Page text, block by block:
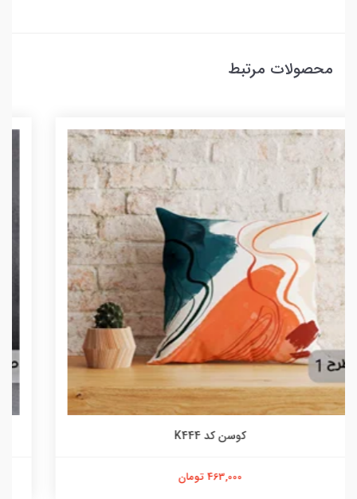
محصولات مرتبط
کوسن کد K405
463,000 تومان